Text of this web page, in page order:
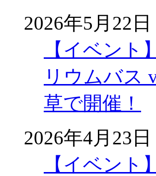
2026年5月22日
【イベン
リウムバス
草で開催！
2026年4月23日
【イベント